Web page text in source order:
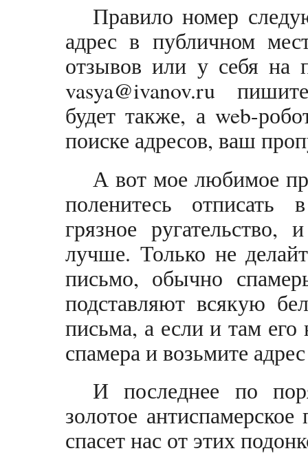
Правило номер
адрес в публичном
отзывов или у себя на
vasya@ivanov.ru
будет также, а web-
поиске адресов, ваш
А вот мое любимое
поленитесь отписать
грязное
лучше. Только не
письмо, обычно
подставляют всякую
письма, а если и там его
спамера и возьмите
И последнее по
золотое
спасет нас от этих